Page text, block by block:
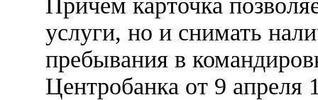
Причем карточка
услуги, но и снимать
пребывания в
Центробанка от 9 апреля